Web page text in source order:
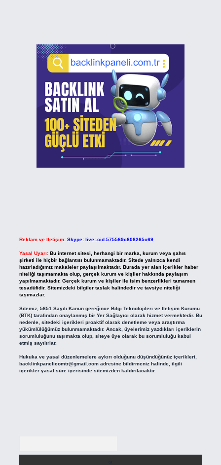
Reklam ve İletişim: Skype: live:.cid.575569c608265c69
Yasal Uyarı: Bu internet sitesi, herhangi bir marka, kurum veya şahıs
şirketi ile hiçbir bağlantısı bulunmamaktadır. Sitede yalnızca kendi
hazırladığımız makaleler paylaşılmaktadır. Burada yer alan içerikler haber
niteliği taşımamakta olup, gerçek kurum ve kişiler hakkında paylaşım
yapılmamaktadır. Gerçek kurum ve kişiler ile isim benzerlikleri tamamen
tesadüfidir. Sitemizdeki bilgiler taslak halindedir ve tavsiye niteliği
taşımazlar.
Sitemiz, 5651 Sayılı Kanun gereğince Bilgi Teknolojileri ve İletişim Kurumu
(BTK) tarafından onaylanmış bir Yer Sağlayıcı olarak hizmet vermektedir. Bu
nedenle, sitedeki içerikleri proaktif olarak denetleme veya araştırma
yükümlülüğümüz bulunmamaktadır. Ancak, üyelerimiz yazdıkları içeriklerin
sorumluluğunu taşımakta olup, siteye üye olarak bu sorumluluğu kabul
etmiş sayılırlar.
Hukuka ve yasal düzenlemelere aykırı olduğunu düşündüğünüz içerikleri,
backlinkpanelicomtr@gmail.comadresine bildirmeniz halinde, ilgili
içerikler yasal süre içerisinde sitemizden kaldırılacaktır.